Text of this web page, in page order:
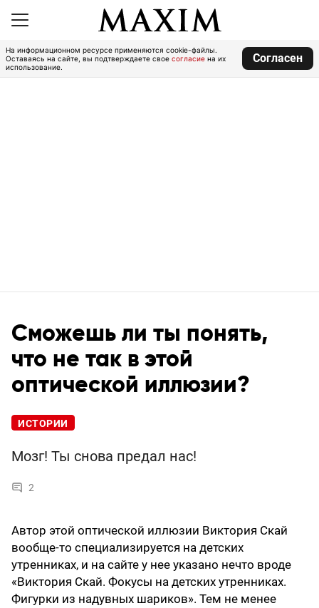
На информационном ресурсе применяются cookie-файлы.
Оставаясь на сайте, вы подтверждаете свое согласие на их
использование.
Согласен
Сможешь ли ты понять,
что не так в этой
оптической иллюзии?
ИСТОРИИ
Мозг! Ты снова предал нас!
2
Автор этой оптической иллюзии Виктория Скай
вообще-то специализируется на детских
утренниках, и на сайте у нее указано нечто вроде
«Виктория Скай. Фокусы на детских утренниках.
Фигурки из надувных шариков». Тем не менее